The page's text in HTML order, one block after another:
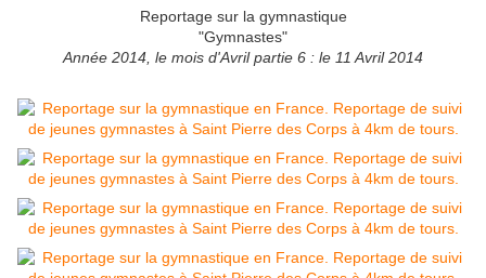
Reportage sur la gymnastique
"Gymnastes"
Année 2014, le mois d'Avril partie 6 : le 11 Avril 2014